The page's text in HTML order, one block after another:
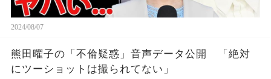
2024/08/07
熊田曜子の「不倫疑惑」音声データ公開 「絶対
にツーショットは撮られてない」